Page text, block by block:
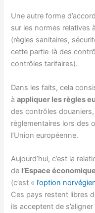
Une autre forme
sur les normes relatives
(règles sanitaires,
cette partie-là des
contrôles tarifaires).
Dans les faits, cela
àappliquer les règles
des contrôles
règlementaires lors des
l’Union européenne.
Aujourd’hui, c’est la
de l’Espace
(c’est « l’option
Ces pays restent libres
ils acceptent de